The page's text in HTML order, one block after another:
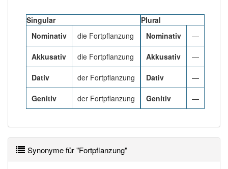
Wörter mit Endung-fortpflanzungaber mit einem
anderen Artikeldie : 0
81% unserer Spielapp-Nutzer haben den Artikel
korrekt erraten.
Singular
Nominativ
die Fortpflanzung
Akkusativ die Fortpflanzung
Dativ der Fortpflanzung
Genitiv der Fortpflanzung
Plural
Nominativ
—
Akkusativ —
Dativ —
Genitiv —
Synonyme für "Fortpflanzung"